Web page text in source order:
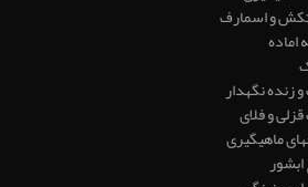
و اسمارف
اماده
زنده نگهدار
و فلای
ماهیگیری